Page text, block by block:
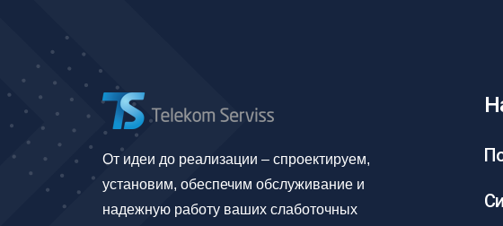
От идеи до реализации – спроектируем,
установим, обеспечим обслуживание и
надежную работу ваших слаботочных